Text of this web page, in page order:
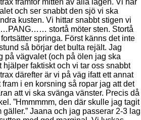
och ser snabbt den sjö vi ska
kusten. Vi hittar snabbt stigen vi
stortå möter sten. Stortå
springa. Först känns det inte
så börjar det bulta rejält. Jag
på vägvalet (och på ölen jag ska
faktiskt och vi tar oss snabbt
därefter är vi på väg ifatt ett annat
fram i en korsning så ropar jag att det
att vi ska svänga vänster. Precis då
”Hmmmmm, den där skulle jag tagit
gäller.” Jaana och jag passerar 2-3 lag